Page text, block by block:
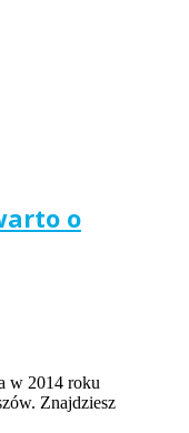
o
w 2014 roku
Znajdziesz